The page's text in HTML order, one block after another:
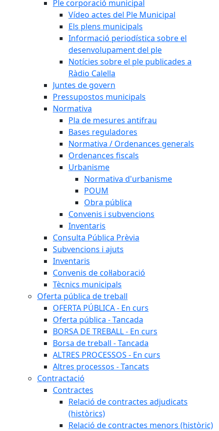
Ple corporació municipal
Vídeo actes del Ple Municipal
Els plens municipals
Informació periodística sobre el
desenvolupament del ple
Notícies sobre el ple publicades a
Ràdio Calella
Juntes de govern
Pressupostos municipals
Normativa
Pla de mesures antifrau
Bases reguladores
Normativa / Ordenances generals
Ordenances fiscals
Urbanisme
Normativa d'urbanisme
POUM
Obra pública
Convenis i subvencions
Inventaris
Consulta Pública Prèvia
Subvencions i ajuts
Inventaris
Convenis de col·laboració
Tècnics municipals
Oferta pública de treball
OFERTA PÚBLICA - En curs
Oferta pública - Tancada
BORSA DE TREBALL - En curs
Borsa de treball - Tancada
ALTRES PROCESSOS - En curs
Altres processos - Tancats
Contractació
Contractes
Relació de contractes adjudicats
(històrics)
Relació de contractes menors (històric)